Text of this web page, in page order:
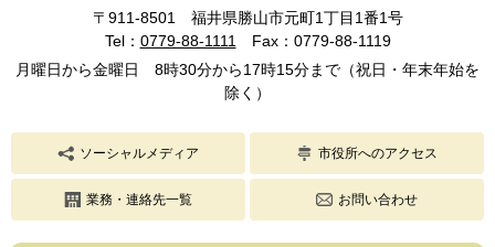
〒911-8501 福井県勝山市元町1丁目1番1号
Tel： 0779-88-1111
Fax：0779-88-1119
月曜日から金曜日 8時30分から17時15分まで（祝日・年末年始を
除く）
ソーシャルメディア 市役所へのアクセス
業務・連絡先一覧 お問い合わせ